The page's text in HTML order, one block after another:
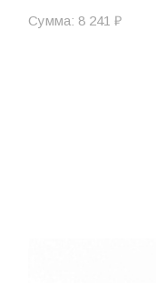
Сумма: 8 241 ₽